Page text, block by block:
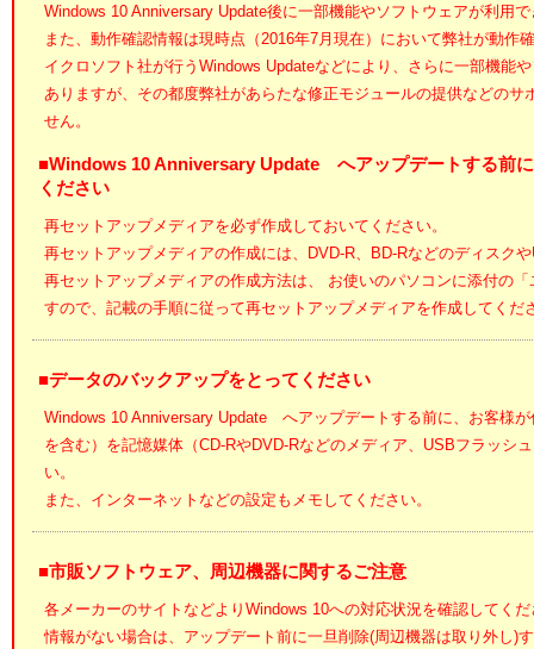
Windows 10 Anniversary Update後に一部機能やソフトウェアが利用
また、動作確認情報は現時点（2016年7月現在）において弊社が動作
イクロソフト社が行うWindows Updateなどにより、さらに一部機能
ありますが、その都度弊社があらたな修正モジュールの提供などの
せん。
■Windows 10 Anniversary Update へアップデートする前
ください
再セットアップメディアを必ず作成しておいてください。
再セットアップメディアの作成には、DVD-R、BD-Rなどのディスク
再セットアップメディアの作成方法は、 お使いのパソコンに添付の
すので、記載の手順に従って再セットアップメディアを作成してくだ
■データのバックアップをとってください
Windows 10 Anniversary Update へアップデートする前に、お客様
を含む）を記憶媒体（CD-RやDVD-Rなどのメディア、USBフラッシ
い。
また、インターネットなどの設定もメモしてください。
■市販ソフトウェア、周辺機器に関するご注意
各メーカーのサイトなどよりWindows 10への対応状況を確認してく
情報がない場合は、アップデート前に一旦削除(周辺機器は取り外し)